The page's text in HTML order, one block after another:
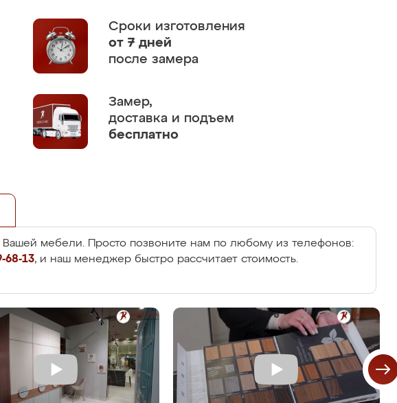
Сроки изготовления
от 7 дней
после замера
Замер,
доставка и подъем
бесплатно
Вашей мебели. Просто позвоните нам по любому из телефонов:
68-13, и наш менеджер быстро рассчитает стоимость.